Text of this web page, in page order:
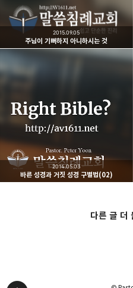
카카오스토리 밴드
주님이 기뻐하지 아니하시는 것
2015.09.05
바른 성경과 거짓 성경 구별법(02)
2014.05.03
다른 글 더